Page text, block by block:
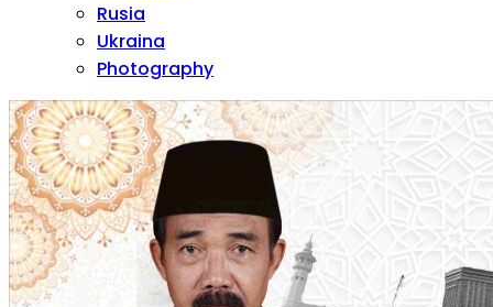
Rusia
Ukraina
Photography